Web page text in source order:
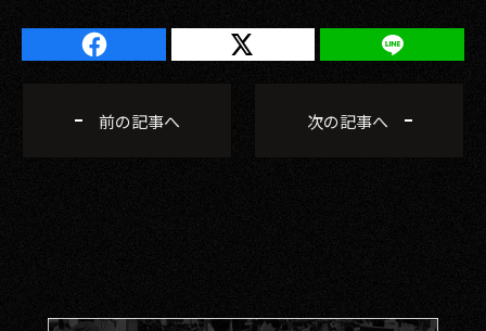
前の記事へ 次の記事へ